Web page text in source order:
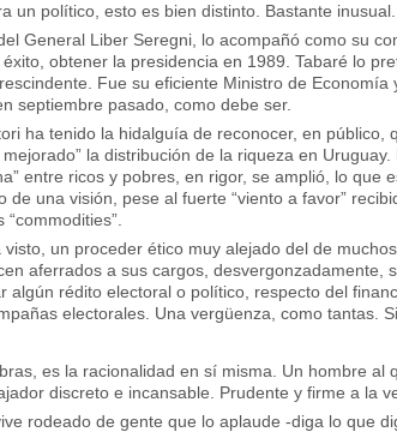
un político, esto es bien distinto. Bastante inusual.
General Liber Seregni, lo acompañó como su
obtener la presidencia en 1989. Tabaré lo
Fue su eficiente Ministro de Economía
septiembre pasado, como debe ser.
ha tenido la hidalguía de reconocer, en público,
la distribución de la riqueza en
entre ricos y pobres, en rigor, se amplió, lo que
de una visión, pese al fuerte “viento a favor”
un proceder ético muy alejado del de
aferrados a sus cargos, desvergonzadamente,
algún rédito electoral o político, respecto del
electorales. Una vergüenza, como tantas.
es la racionalidad en sí misma. Un hombre al
discreto e incansable. Prudente y firme a la
rodeado de gente que lo aplaude -diga lo que